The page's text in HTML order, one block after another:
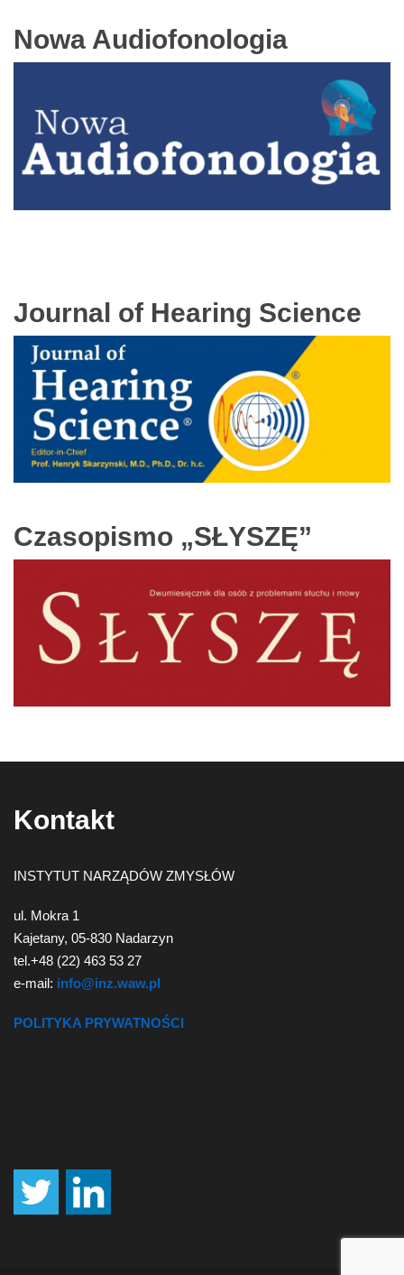
Nowa Audiofonologia
Journal of Hearing Science
Czasopismo „SŁYSZĘ”
Kontakt
INSTYTUT NARZĄDÓW ZMYSŁÓW
ul. Mokra 1
Kajetany, 05-830 Nadarzyn
tel.+48 (22) 463 53 27
e-mail: info@inz.waw.pl
POLITYKA PRYWATNOŚCI